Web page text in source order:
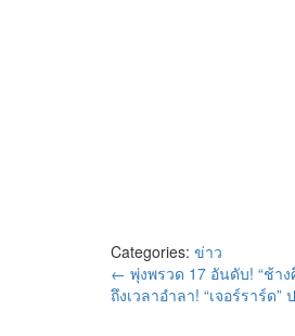
Categories: ข่าว
← พุ่งพรวด 17 อันดับ! “ช้าง
ถึงเวลาอำลา! “เจอร์ราร์ด